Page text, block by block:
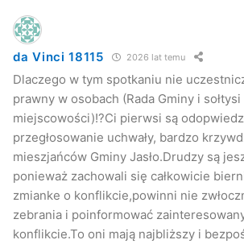
pomiarowych, a w razie ich braku na
jako równą ilości wody pobranej lub
da Vinci 18115 2026 lat temu
Dlaczego w tym spotkaniu nie
prawny w osobach (Rada Gminy i
miejscowości)!?Ci pierwsi są
przegłosowanie uchwały, bardzo
mieszjańców Gminy Jasło.Drudzy są
ponieważ zachowali się całkowicie
zmianke o konflikcie,powinni nie
zebrania i poinformować
konflikcie.To oni mają najbliższy i